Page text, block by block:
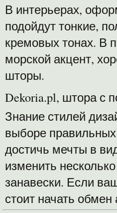
В интерьерах,
подойдут тонкие,
кремовых тонах. В
морской акцент,
шторы.
Dekoria.pl, штора с
Знание стилей
выборе
достичь мечты в
изменить
занавески. Если
стоит начать